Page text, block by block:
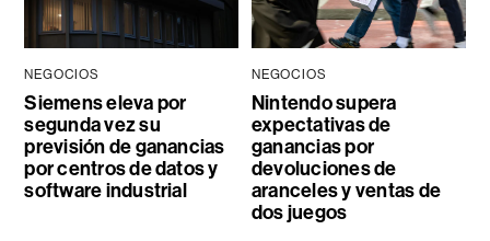
NEGOCIOS
Siemens eleva por
segunda vez su
previsión de ganancias
por centros de datos y
software industrial
NEGOCIOS
Nintendo supera
expectativas de
ganancias por
devoluciones de
aranceles y ventas de
dos juegos